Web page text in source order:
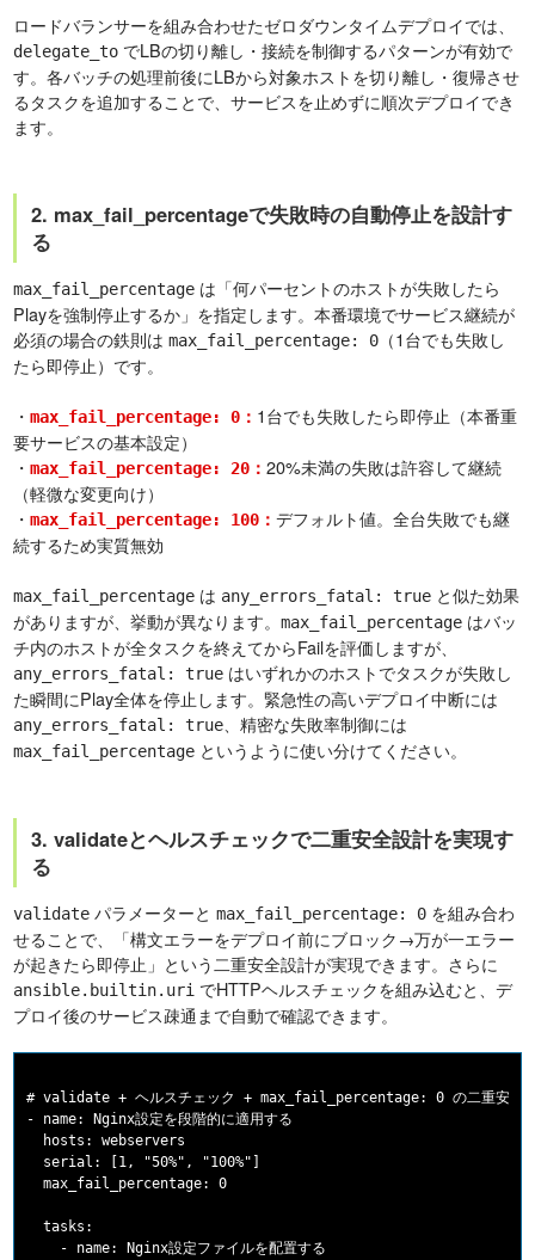
ロードバランサーを組み合わせたゼロダウンタイムデプロイでは、
delegate_to でLBの切り離し・接続を制御するパターンが有効で
す。各バッチの処理前後にLBから対象ホストを切り離し・復帰させ
るタスクを追加することで、サービスを止めずに順次デプロイでき
ます。
2. max_fail_percentageで失敗時の自動停止を設計す
る
max_fail_percentage は「何パーセントのホストが失敗したら
Playを強制停止するか」を指定します。本番環境でサービス継続が
必須の場合の鉄則はmax_fail_percentage: 0 （1台でも失敗し
たら即停止）です。
・max_fail_percentage: 0 ： 1台でも失敗したら即停止（本番重
要サービスの基本設定）
・max_fail_percentage: 20 ：20%未満の失敗は許容して継続
（軽微な変更向け）
・max_fail_percentage: 100 ：デフォルト値。全台失敗でも継
続するため実質無効
max_fail_percentage は any_errors_fatal: true と似た効果
がありますが、挙動が異なります。max_fail_percentage はバッ
チ内のホストが全タスクを終えてからFailを評価しますが、
any_errors_fatal: true はいずれかのホストでタスクが失敗し
た瞬間にPlay全体を停止します。緊急性の高いデプロイ中断には
any_errors_fatal: true 、精密な失敗率制御には
max_fail_percentage というように使い分けてください。
3. validateとヘルスチェックで二重安全設計を実現す
る
validate パラメーターとmax_fail_percentage: 0 を組み合わ
せることで、「構文エラーをデプロイ前にブロック→万が一エラー
が起きたら即停止」という二重安全設計が実現できます。さらに
ansible.builtin.uri でHTTPヘルスチェックを組み込むと、デ
プロイ後のサービス疎通まで自動で確認できます。
# validate + ヘルスチェック + max_fail_percentage: 0 の二重安全
- name: Nginx設定を段階的に適用する
  hosts: webservers
  serial: [1, "50%", "100%"]
  max_fail_percentage: 0
  tasks:
    - name: Nginx設定ファイルを配置する